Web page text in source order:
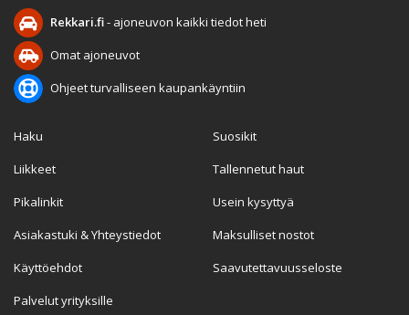
Rekkari.fi- ajoneuvon kaikki tiedot heti
Omat ajoneuvot
Ohjeet turvalliseen kaupankäyntiin
Haku
Liikkeet
Pikalinkit
Asiakastuki & Yhteystiedot
Käyttöehdot
Palvelut yrityksille
Suosikit
Tallennetut haut
Usein kysyttyä
Maksulliset nostot
Saavutettavuusseloste